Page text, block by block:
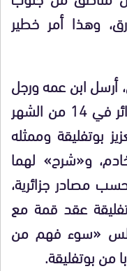
وهذا أمر خطير
أرسل ابن عمه ورجل
ثقته أحمد قذاف الدم إلى الجزائر في 14 من الشهر
بوتفليقة وممثله
و«شرح» لهما
مصادر جزائرية،
عقد قمة مع
«سوء فهم من
من بوتفليقة.